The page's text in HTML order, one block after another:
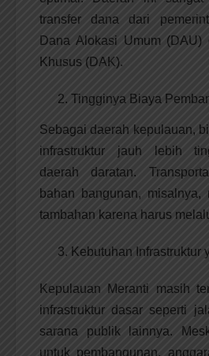
transfer dana dari
Dana Alokasi Umum (DAU)
Khusus (DAK).
Tingginya Biaya
Sebagai daerah kepulauan,
infrastruktur jauh lebih
daerah daratan.
bahan bangunan, misalnya,
tambahan karena harus
Kebutuhan Infrastruktur
Kepulauan Meranti masih
infrastruktur dasar seperti
sarana publik lainnya.
untuk pembangunan,